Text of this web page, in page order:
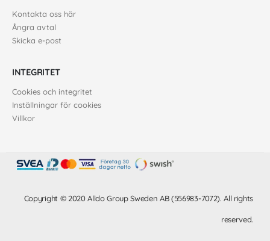
Kontakta oss här
Ångra avtal
Skicka e-post
INTEGRITET
Cookies och integritet
Inställningar för cookies
Villkor
Copyright © 2020 Alldo Group Sweden AB (556983-7072). All rights
reserved.